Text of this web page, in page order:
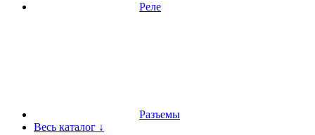
Реле
Разъемы
Весь каталог ↓